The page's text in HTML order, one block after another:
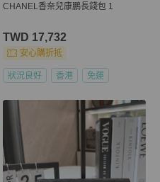
CHANEL香奈兒康鵬長錢包 1
TWD 17,732
安心購折抵
狀況良好 香港 免運